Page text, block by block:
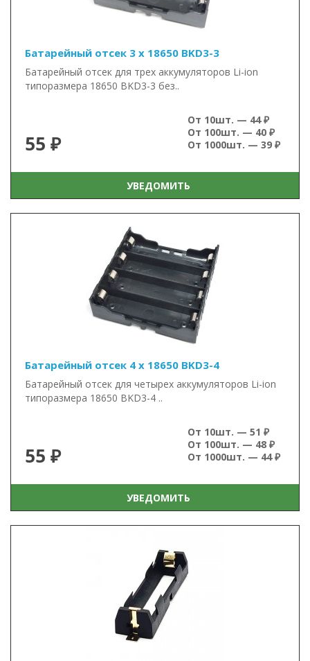
Батарейный отсек 3 x 18650 BKD3-3
Батарейный отсек для трех аккумуляторов Li-ion
типоразмера 18650 BKD3-3 без..
55 ₽
От 10шт. — 44 ₽
От 100шт. — 40 ₽
От 1000шт. — 39 ₽
УВЕДОМИТЬ
Батарейный отсек 4 x 18650 BKD3-4
Батарейный отсек для четырех аккумуляторов Li-ion
типоразмера 18650 BKD3-4 ..
55 ₽
От 10шт. — 51 ₽
От 100шт. — 48 ₽
От 1000шт. — 44 ₽
УВЕДОМИТЬ